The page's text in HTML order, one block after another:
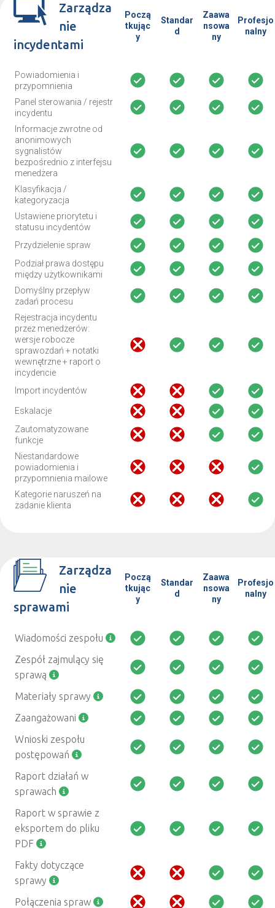
Zarządza
nie
incydentami
Począ
tkując
y
Standar
d
Zaawa
nsowa
ny
Profesjo
nalny
Powiadomienia i
przypomnienia
Panel sterowania / rejestr
incydentu
Informacje zwrotne od
anonimowych
sygnalistów
bezpośrednio z interfejsu
menedżera
Klasyfikacja /
kategoryzacja
Ustawiene priorytetu i
statusu incydentów
Przydzielenie spraw
Podział prawa dostępu
między użytkownikami
Domyślny przepływ
zadań procesu
Rejestracja incydentu
przez menedżerów:
wersje robocze
sprawozdań + notatki
wewnętrzne + raport o
incydencie
Import incydentów
Eskalacje
Zautomatyzowane
funkcje
Niestandardowe
powiadomienia i
przypomnienia mailowe
Kategorie naruszeń na
żadanie klienta
Zarządza
nie
sprawami
Począ
tkując
y
Standar
d
Zaawa
nsowa
ny
Profesjo
nalny
Wiadomości zespołu
Zespół zajmulący się
sprawą
Materiały sprawy
Zaangażowani
Wnioski zespołu
postępowań
Raport działań w
sprawach
Raport w sprawie z
eksportem do pliku
PDF
Fakty dotyczące
sprawy
Połączenia spraw